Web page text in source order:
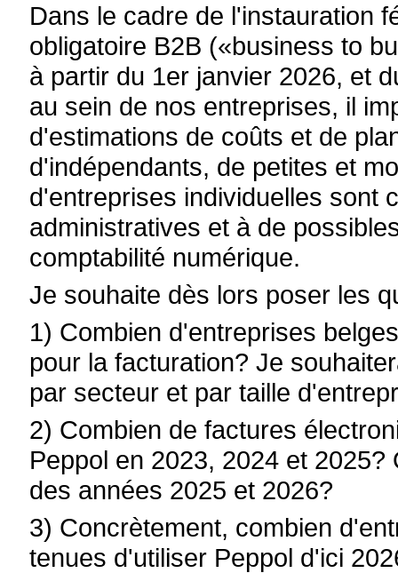
Dans le cadre de l'instauration
obligatoire B2B («business to
à partir du 1er janvier 2026, et
au sein de nos entreprises, il
d'estimations de coûts et de
d'indépendants, de petites et
d'entreprises individuelles sont
administratives et à de
comptabilité numérique.
Je souhaite dès lors poser les
1) Combien d'entreprises
pour la facturation? Je
par secteur et par taille
2) Combien de factures
Peppol en 2023, 2024 et
des années 2025 et 2026?
3) Concrètement, combien
tenues d'utiliser Peppol d'ici